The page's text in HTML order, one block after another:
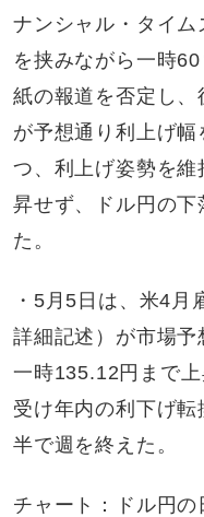
ナンシャル・タイ
を挟みながら一時
紙の報道を否定し
が予想通り利上げ
つ、利上げ姿勢を
昇せず、ドル円の
た。
・5月5日は、米4月
詳細記述）が市場
一時135.12円まで
受け年内の利下げ
半で週を終えた。
チャート：ドル円